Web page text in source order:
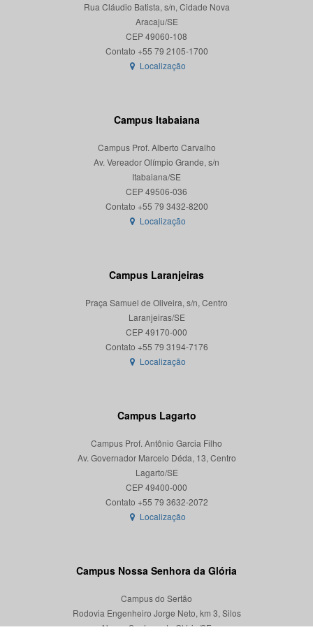
Rua Cláudio Batista, s/n, Cidade Nova
Aracaju/SE
CEP 49060-108
Localização
Campus Itabaiana
Campus Prof. Alberto Carvalho
Av. Vereador Olímpio Grande, s/n
Itabaiana/SE
CEP 49506-036
Localização
Campus Laranjeiras
Praça Samuel de Oliveira, s/n, Centro
Laranjeiras/SE
CEP 49170-000
Localização
Campus Lagarto
Campus Prof. Antônio Garcia Filho
Av. Governador Marcelo Déda, 13, Centro
Lagarto/SE
CEP 49400-000
Localização
Campus Nossa Senhora da Glória
Campus do Sertão
Rodovia Engenheiro Jorge Neto, km 3, Silos
Nossa Senhora da Glória/SE